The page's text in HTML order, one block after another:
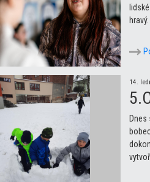
hravý.
14.